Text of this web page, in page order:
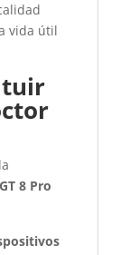
vida útil
8 Pro